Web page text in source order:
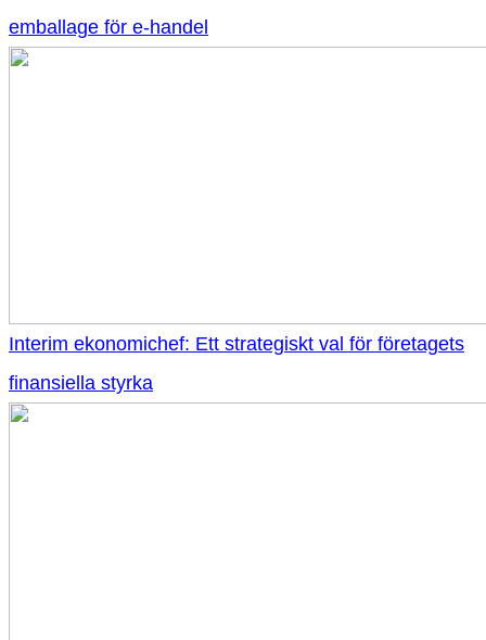
emballage för e-handel
Interim ekonomichef: Ett strategiskt val för företagets
finansiella styrka